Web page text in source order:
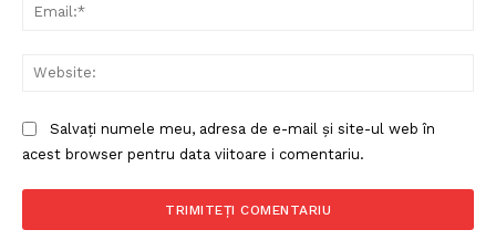
Salvați numele meu, adresa de e-mail și site-ul web în
acest browser pentru data viitoare i comentariu.